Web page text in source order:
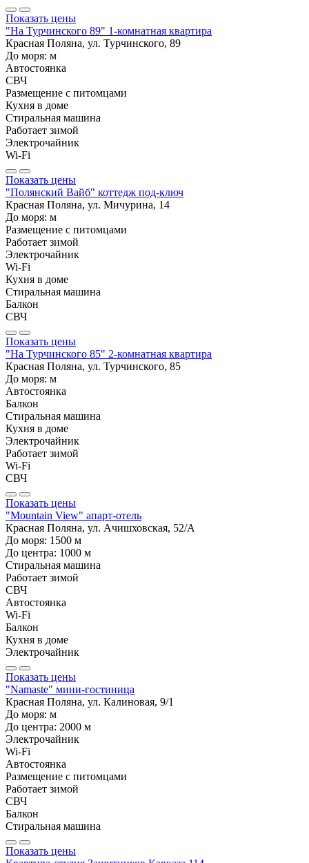
Показать цены
"На Турчинского 89" 1-комнатная квартира
Красная Поляна, ул. Турчинского, 89
До моря: м
Автостоянка
СВЧ
Размещение с питомцами
Кухня в доме
Стиральная машина
Работает зимой
Электрочайник
Wi-Fi
Показать цены
"Полянский Вайб" коттедж под-ключ
Красная Поляна, ул. Мичурина, 14
До моря: м
Размещение с питомцами
Работает зимой
Электрочайник
Wi-Fi
Кухня в доме
Стиральная машина
Балкон
СВЧ
Показать цены
"На Турчинского 85" 2-комнатная квартира
Красная Поляна, ул. Турчинского, 85
До моря: м
Автостоянка
Балкон
Стиральная машина
Кухня в доме
Электрочайник
Работает зимой
Wi-Fi
СВЧ
Показать цены
"Mountain View" апарт-отель
Красная Поляна, ул. Ачишховская, 52/А
До моря: 1500 м
До центра: 1000 м
Стиральная машина
Работает зимой
СВЧ
Автостоянка
Wi-Fi
Балкон
Кухня в доме
Электрочайник
Показать цены
"Namaste" мини-гостиница
Красная Поляна, ул. Калиновая, 9/1
До моря: м
До центра: 2000 м
Электрочайник
Wi-Fi
Автостоянка
Размещение с питомцами
Работает зимой
СВЧ
Балкон
Стиральная машина
Показать цены